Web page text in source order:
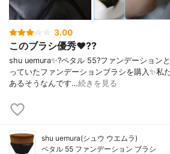
3.00
このブラシ優秀❤️??
shu uemura✨?ペタル 55?ファンデーション
っていたファンデーションブラシを購入✨私
あるそうなんです…続きを見る
shu uemura(シュウ ウエムラ)
ペタル 55 ファンデーション ブラシ